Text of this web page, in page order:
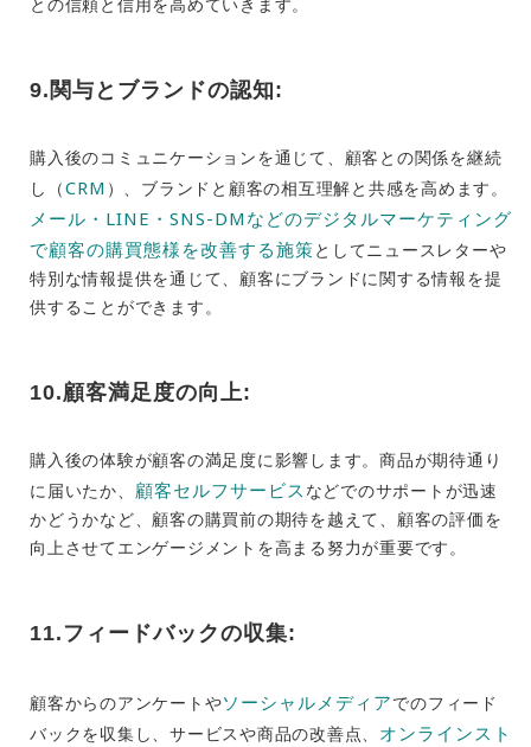
との信頼と信用を高めていきます。
9.関与とブランドの認知:
購入後のコミュニケーションを通じて、顧客との関係を継続
し（CRM ）、ブランドと顧客の相互理解と共感を高めます。
メール・LINE・SNS-DMなどのデジタルマーケティング
で顧客の購買態様を改善する施策としてニュースレターや
特別な情報提供を通じて、顧客にブランドに関する情報を提
供することができます。
10.顧客満足度の向上:
購入後の体験が顧客の満足度に影響します。商品が期待通り
に届いたか、 顧客セルフサービス などでのサポートが迅速
かどうかなど、顧客の購買前の期待を越えて、顧客の評価を
向上させてエンゲージメントを高まる努力が重要です。
11.フィードバックの収集:
顧客からのアンケートやソーシャルメディアでのフィード
バックを収集し、サービスや商品の改善点、 オンラインスト